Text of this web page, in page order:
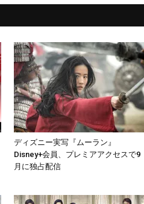
ディズニー実写『ムーラン』
Disney+会員、プレミアアクセスで9
月に独占配信